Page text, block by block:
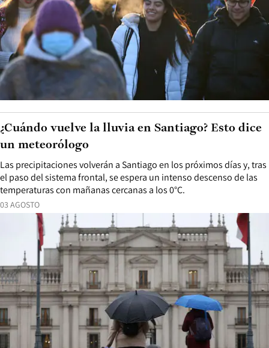
03 AGOSTO
Las precipitaciones volverán a Santiago en los próximos días y, tras
el paso del sistema frontal, se espera un intenso descenso de las
temperaturas con mañanas cercanas a los 0°C.
¿Cuándo vuelve la lluvia en Santiago? Esto dice
un meteorólogo